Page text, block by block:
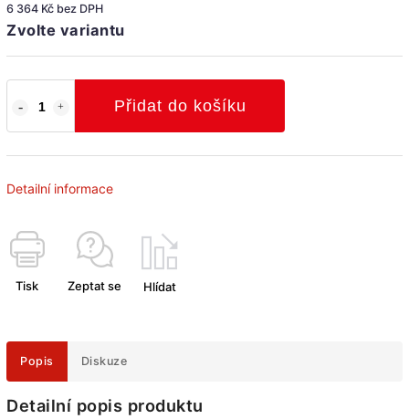
6 364 Kč bez DPH
Zvolte variantu
Přidat do košíku
Detailní informace
Tisk Zeptat se Hlídat
Popis Diskuze
Detailní popis produktu